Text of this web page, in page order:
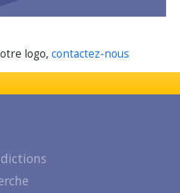
logo, contactez-nous